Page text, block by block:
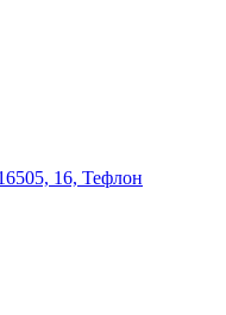
16, Тефлон